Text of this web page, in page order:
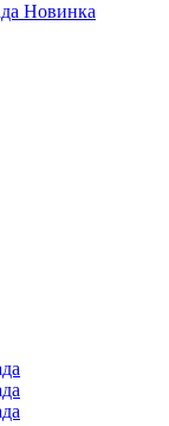
Новинка